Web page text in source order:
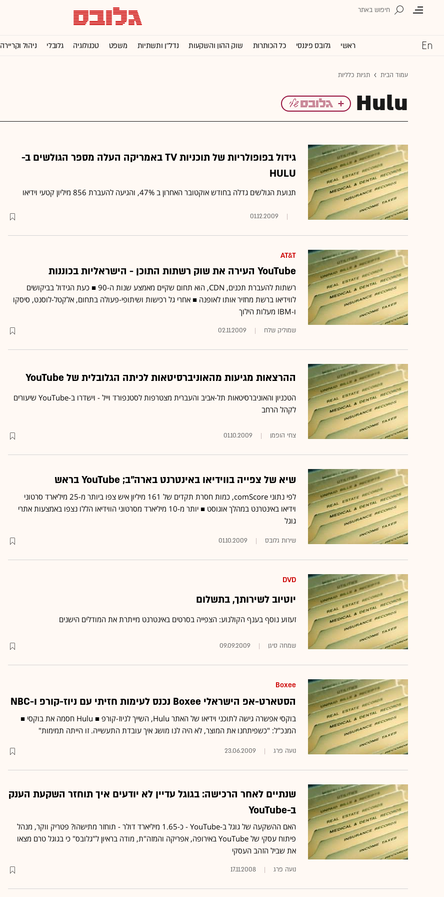
ראשי גלובס פיננסי כל הכותרות שוק ההון והשקעות נדל''ן ותשתיות משפט טכנולוגיה גלובלי ניהול וקריירה
עמוד הבית תגיות כלליות
Hulu
גידול בפופולריות של תוכניות TV באמריקה העלה מספר הגולשים ב-
HULU
תנועת הגולשים גדלה בחודש אוקטובר האחרון ב 47%, והגיעה להעברת 856 מיליון קטעי וידיאו
01.12.2009
AT&T
YouTube העירה את שוק רשתות התוכן - הישראליות בכוננות
רשתות להעברת תכנים, CDN, הוא תחום שקיים מאמצע שנות ה-90 ■ כעת הגידול בביקושים
לווידיאו ברשת מחזיר אותו לאופנה ■ אחרי גל רכישות ושיתופי-פעולה בתחום, אלקטל-לוסנט, סיסקו
ו-IBM מעלות הילוך
שמוליק שלח 02.11.2009
ההרצאות מגיעות מהאוניברסיטאות לכיתה הגלובלית של YouTube
הטכניון והאוניברסיטאות תל-אביב והעברית מצטרפות לסטנפורד וייל - וישדרו ב-YouTube שיעורים
לקהל הרחב
צחי הופמן 01.10.2009
שיא של צפייה בווידיאו באינטרנט בארה"ב; YouTube בראש
לפי נתוני comScore, כמות חסרת תקדים של 161 מיליון איש צפו ביותר מ-25 מיליארד סרטוני
וידיאו באינטרנט במהלך אוגוסט ■ יותר מ-10 מיליארד מסרטוני הווידיאו הללו נצפו באמצעות אתרי
גוגל
שירות גלובס 01.10.2009
DVD
יוטיוב לשירותך, בתשלום
זעזוע נוסף בענף הקולנוע: הצפייה בסרטים באינטרנט מייתרת את המודלים הישנים
שמחה סיגן 09.09.2009
Boxee
הסטארט-אפ הישראלי Boxee נכנס לעימות חזיתי עם ניוז-קורפ ו-NBC
בוקסי אפשרה גישה לתוכני וידיאו של האתר Hulu, השייך לניוז-קורפ ■ Hulu חסמה את בוקסי ■
המנכ"ל: "כשפיתחנו את המוצר, לא היה לנו מושג איך עובדת התעשייה. זו הייתה תמימות"
נועה פרג 23.06.2009
שנתיים לאחר הרכישה: בגוגל עדיין לא יודעים איך תוחזר השקעת הענק
ב-YouTube
האם ההשקעה של גוגל ב-YouTube - כ-1.65 מיליארד דולר - תוחזר מתישהו? פטריק ווקר, מנהל
פיתוח עסקי של YouTube באירופה, אפריקה והמזה"ת, מודה בראיון ל"גלובס" כי בגוגל טרם מצאו
את שביל הזהב העסקי
נועה פרג 17.11.2008